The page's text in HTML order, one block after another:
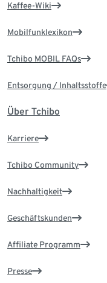
Kaffee-Wiki
Mobilfunklexikon
Tchibo MOBIL FAQs
Entsorgung / Inhaltsstoffe
Über Tchibo
Karriere
Tchibo Community
Nachhaltigkeit
Geschäftskunden
Affiliate Programm
Presse